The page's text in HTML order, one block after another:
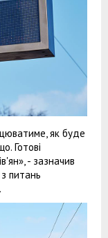
як буде
Готові
- зазначив
з питань